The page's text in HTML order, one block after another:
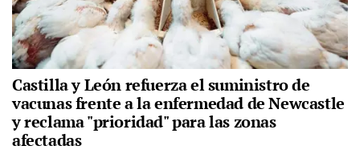
Castilla y León refuerza el suministro de
vacunas frente a la enfermedad de Newcastle
y reclama "prioridad" para las zonas
afectadas